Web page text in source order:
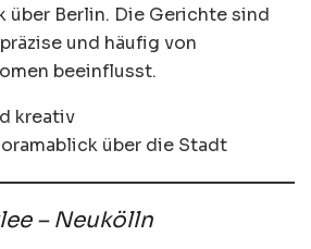
über Berlin. Die Gerichte sind
und häufig von
beeinflusst.
kreativ
über die Stadt
– Neukölln